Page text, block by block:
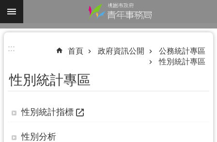
跳到主要內容區塊
進
尋
識
::: 首頁 政府資訊公開
公務統計專區
性別統計專區
性別統計專區
性別統計指標
性別分析